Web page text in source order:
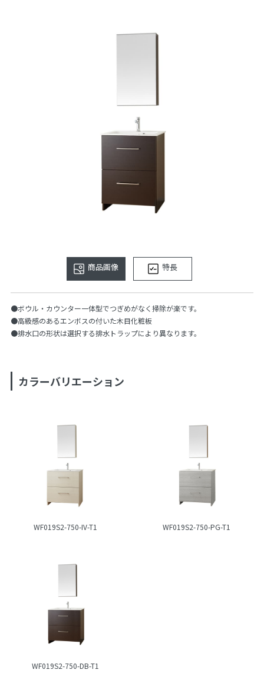
商品画像 特長
●ボウル・カウンター一体型でつぎめがなく掃除が楽です。
●高級感のあるエンボスの付いた木目化粧板
●排水口の形状は選択する排水トラップにより異なります。
カラーバリエーション
WF019S2-750-IV-T1 WF019S2-750-PG-T1
WF019S2-750-DB-T1